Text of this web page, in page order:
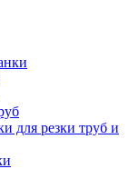
для резки труб и